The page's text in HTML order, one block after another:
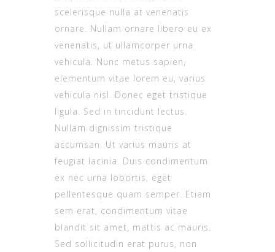
scelerisque nulla at venenatis
ornare. Nullam ornare libero eu ex
venenatis, ut ullamcorper urna
vehicula. Nunc metus sapien,
elementum vitae lorem eu, varius
vehicula nisl. Donec eget tristique
ligula. Sed in tincidunt lectus.
Nullam dignissim tristique
accumsan. Ut varius mauris at
feugiat lacinia. Duis condimentum
ex nec urna lobortis, eget
pellentesque quam semper. Etiam
sem erat, condimentum vitae
blandit sit amet, mattis ac mauris.
Sed sollicitudin erat purus, non